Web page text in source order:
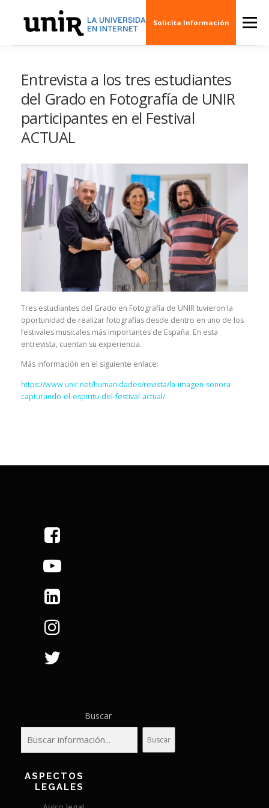
content
Menu
ESCENARIOS SOCIEDAD
Entrevista a los tres estudiantes
del Grado en Fotografía de UNIR
participantes en el Festival
ACTUAL
Tres estudiantes del Grado en Fotografía de UNIR tuvieron la
oportunidad de realizar fotografías desde dentro en uno de los
festivales musicales más importantes de España. En esta
entrevista, cuentan su experiencia.
Más información en el siguiente enlace:
https://www.unir.net/humanidades/revista/la-imagen-sonora-
capturando-el-espiritu-del-festival-actual/
Buscar
Buscar
Solicita Información
ASPECTOS
LEGALES